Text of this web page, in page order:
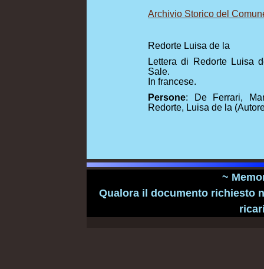
Archivio Storico del
Redorte Luisa de la
Lettera di Redorte Luisa
Sale.
In francese.
Persone: De Ferrari,
Redorte, Luisa de la
~
Qualora il documento richiesto